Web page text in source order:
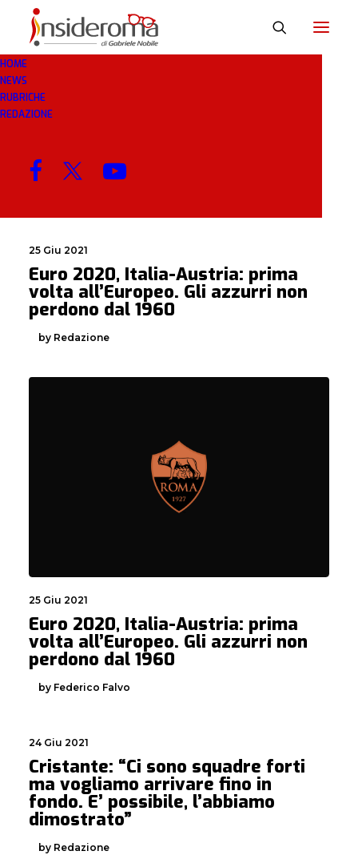
HOME
NEWS
RUBRICHE
REDAZIONE
MESE: GIUGNO 2021
MENU
25 Giu 2021
Euro 2020, Italia-Austria: prima
volta all’Europeo. Gli azzurri non
perdono dal 1960
by Redazione
25 Giu 2021
Euro 2020, Italia-Austria: prima
volta all’Europeo. Gli azzurri non
perdono dal 1960
by Federico Falvo
24 Giu 2021
Cristante: “Ci sono squadre forti
ma vogliamo arrivare fino in
fondo. E’ possibile, l’abbiamo
dimostrato”
by Redazione